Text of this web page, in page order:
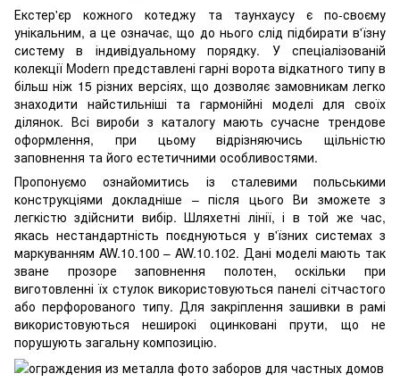
Екстер'єр кожного котеджу та таунхаусу є по-своєму
унікальним, а це означає, що до нього слід підбирати в'їзну
систему в індивідуальному порядку. У спеціалізованій
колекції Modern представлені гарні ворота відкатного типу в
більш ніж 15 різних версіях, що дозволяє замовникам легко
знаходити найстильніші та гармонійні моделі для своїх
ділянок. Всі вироби з каталогу мають сучасне трендове
оформлення, при цьому відрізняючись щільністю
заповнення та його естетичними особливостями.
Пропонуємо ознайомитись із сталевими польськими
конструкціями докладніше – після цього Ви зможете з
легкістю здійснити вибір. Шляхетні лінії, і в той же час,
якась нестандартність поєднуються у в'їзних системах з
маркуванням AW.10.100 – AW.10.102. Дані моделі мають так
зване прозоре заповнення полотен, оскільки при
виготовленні їх стулок використовуються панелі сітчастого
або перфорованого типу. Для закріплення зашивки в рамі
використовуються неширокі оцинковані прути, що не
порушують загальну композицію.